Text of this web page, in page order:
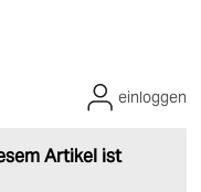
Artikel ist
einloggen